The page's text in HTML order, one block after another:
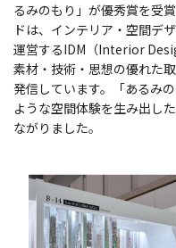
るみのもり」が優秀賞を受
ドは、インテリア・空間デ
運営するIDM（Interior
素材・技術・思想の優れた
発信しています。「あるみ
ような空間体験を生み出し
ながりました。